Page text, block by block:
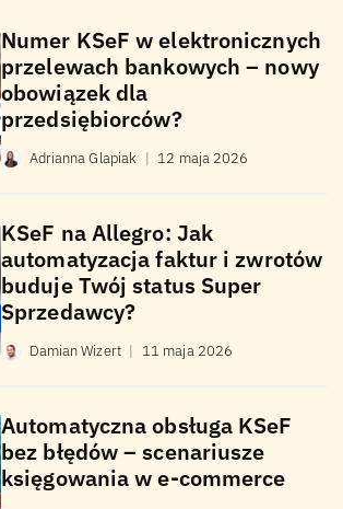
Numer KSeF w elektronicznych
przelewach bankowych – nowy
obowiązek dla
przedsiębiorców?
Adrianna Glapiak | 12 maja 2026
KSeF na Allegro: Jak
automatyzacja faktur i zwrotów
buduje Twój status Super
Sprzedawcy?
Damian Wizert | 11 maja 2026
Automatyczna obsługa KSeF
bez błędów – scenariusze
księgowania w e-commerce